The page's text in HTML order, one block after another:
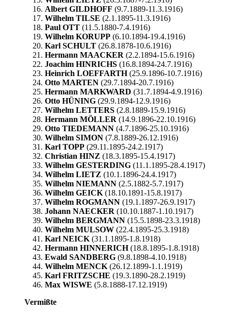
Albert GILDHOFF (9.7.1889-11.3.1916)
Wilhelm TILSE (2.1.1895-11.3.1916)
Paul OTT (11.5.1880-7.4.1916)
Wilhelm KORUPP (6.10.1894-19.4.1916)
Karl SCHULT (26.8.1878-10.6.1916)
Hermann MAACKER (2.2.1894-15.6.1916)
Joachim HINRICHS (16.8.1894-24.7.1916)
Heinrich LOEFFARTH(25.9.1896-10.7.1916)
Otto MARTEN (29.7.1894-20.7.1916)
Hermann MARKWARD (31.7.1894-4.9.1916)
Otto HÜNING (29.9.1894-12.9.1916)
Wilhelm LETTERS (2.8.1889-15.9.1916)
Hermann MÖLLER (14.9.1896-22.10.1916)
Otto TIEDEMANN (4.7.1896-25.10.1916)
Wilhelm SIMON (7.8.1889-26.12.1916)
Karl TOPP (29.11.1895-24.2.1917)
Christian HINZ (18.3.1895-15.4.1917)
Wilhelm GESTERDING (11.1.1895-28.4.1917)
Wilhelm LIETZ (10.1.1896-24.4.1917)
Wilhelm NIEMANN (2.5.1882-5.7.1917)
Wilhelm GEICK (18.10.1891-15.8.1917)
Wilhelm ROGMANN (19.1.1897-26.9.1917)
Johann NAECKER (10.10.1887-1.10.1917)
Wilhelm BERGMANN (15.5.1898-23.3.1918)
Wilhelm MULSOW (22.4.1895-25.3.1918)
Karl NEICK (31.1.1895-1.8.1918)
Hermann HINNERICH(18.8.1895-1.8.1918)
Ewald SANDBERG (9.8.1898-4.10.1918)
Wilhelm MENCK (26.12.1899-1.1.1919)
Karl FRITZSCHE (19.3.1890-28.2.1919)
Max WISWE (5.8.1888-17.12.1919)
Vermißte